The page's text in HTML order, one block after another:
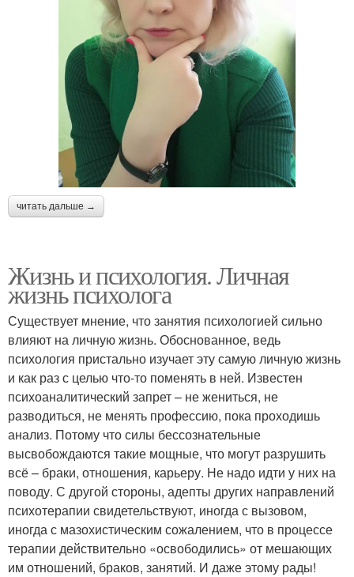
читать дальше →
Жизнь и психология. Личная
жизнь психолога
Существует мнение, что занятия психологией сильно
влияют на личную жизнь. Обоснованное, ведь
психология пристально изучает эту самую личную жизнь
и как раз с целью что-то поменять в ней. Известен
психоаналитический запрет – не жениться, не
разводиться, не менять профессию, пока проходишь
анализ. Потому что силы бессознательные
высвобождаются такие мощные, что могут разрушить
всё – браки, отношения, карьеру. Не надо идти у них на
поводу. С другой стороны, адепты других направлений
психотерапии свидетельствуют, иногда с вызовом,
иногда с мазохистическим сожалением, что в процессе
терапии действительно «освободились» от мешающих
им отношений, браков, занятий. И даже этому рады!